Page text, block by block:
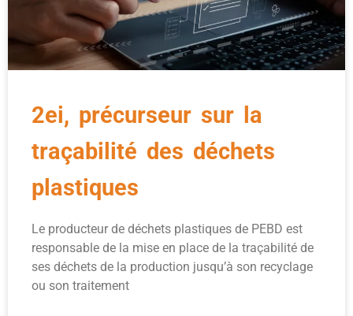
2ei, précurseur sur la
traçabilité des déchets
plastiques
Le producteur de déchets plastiques de PEBD est
responsable de la mise en place de la traçabilité de
ses déchets de la production jusqu’à son recyclage
ou son traitement